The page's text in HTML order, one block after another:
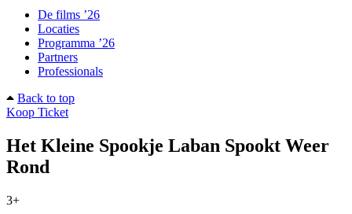
De films ’26
Locaties
Programma ’26
Partners
Professionals
Back to top
Koop Ticket
Het Kleine Spookje Laban Spookt Weer
Rond
3+